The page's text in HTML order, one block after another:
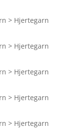
> Hjertegarn
> Hjertegarn
> Hjertegarn
> Hjertegarn
> Hjertegarn